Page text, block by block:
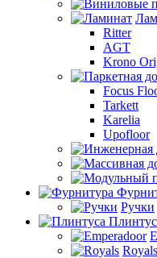
Ritter
AGT
Krono
Focus
Tarkett
Karelia
Upofloor
Ручки
Royals